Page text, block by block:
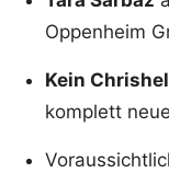
Oppenheim
Kein
komplett